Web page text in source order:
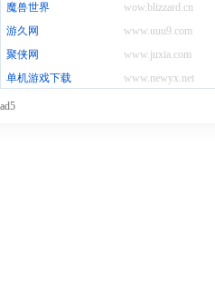
wow.blizzard.cn
魔兽世界
www.uuu9.com
游久网
www.juxia.com
聚侠网
www.newyx.net
单机游戏下载
ad5